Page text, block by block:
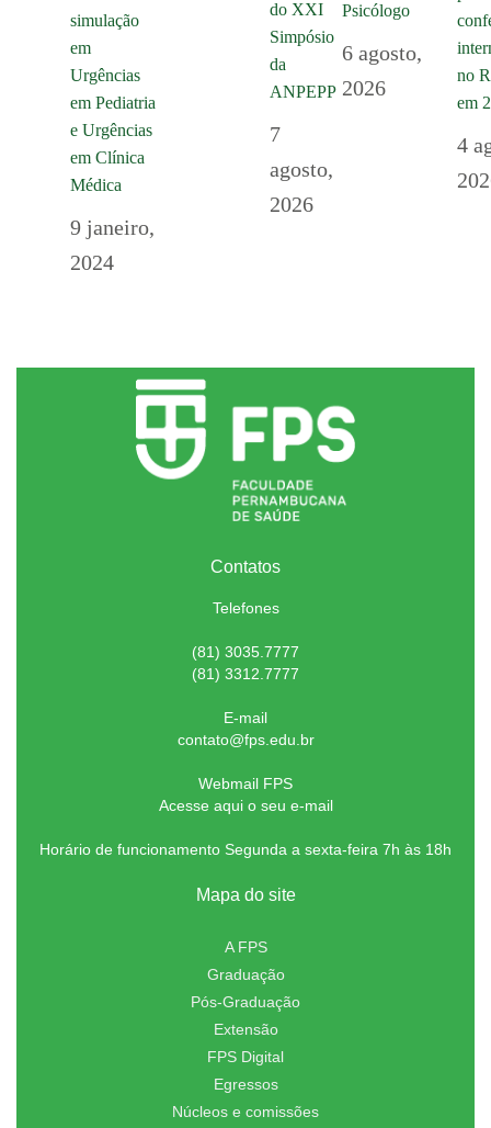
simulação
em
Urgências
em Pediatria
e Urgências
em Clínica
Médica
9 janeiro,
2024
do XXI
Simpósio
da
ANPEPP
7
agosto,
2026
Psicólogo
6 agosto,
2026
no
em
4
Contatos
Telefones
(81) 3035.7777
(81) 3312.7777
E-mail
contato@fps.edu.br
Webmail FPS
Acesse aqui o seu e-mail
Horário de funcionamento Segunda a sexta-feira 7h às 18h
Mapa do site
A FPS
Graduação
Pós-Graduação
Extensão
FPS Digital
Egressos
Núcleos e comissões